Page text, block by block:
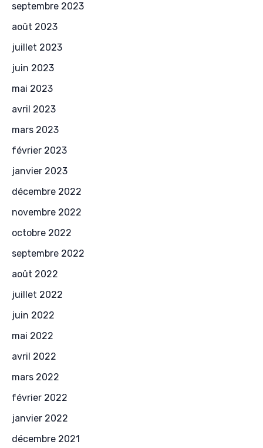
septembre 2023
août 2023
juillet 2023
juin 2023
mai 2023
avril 2023
mars 2023
février 2023
janvier 2023
décembre 2022
novembre 2022
octobre 2022
septembre 2022
août 2022
juillet 2022
juin 2022
mai 2022
avril 2022
mars 2022
février 2022
janvier 2022
décembre 2021